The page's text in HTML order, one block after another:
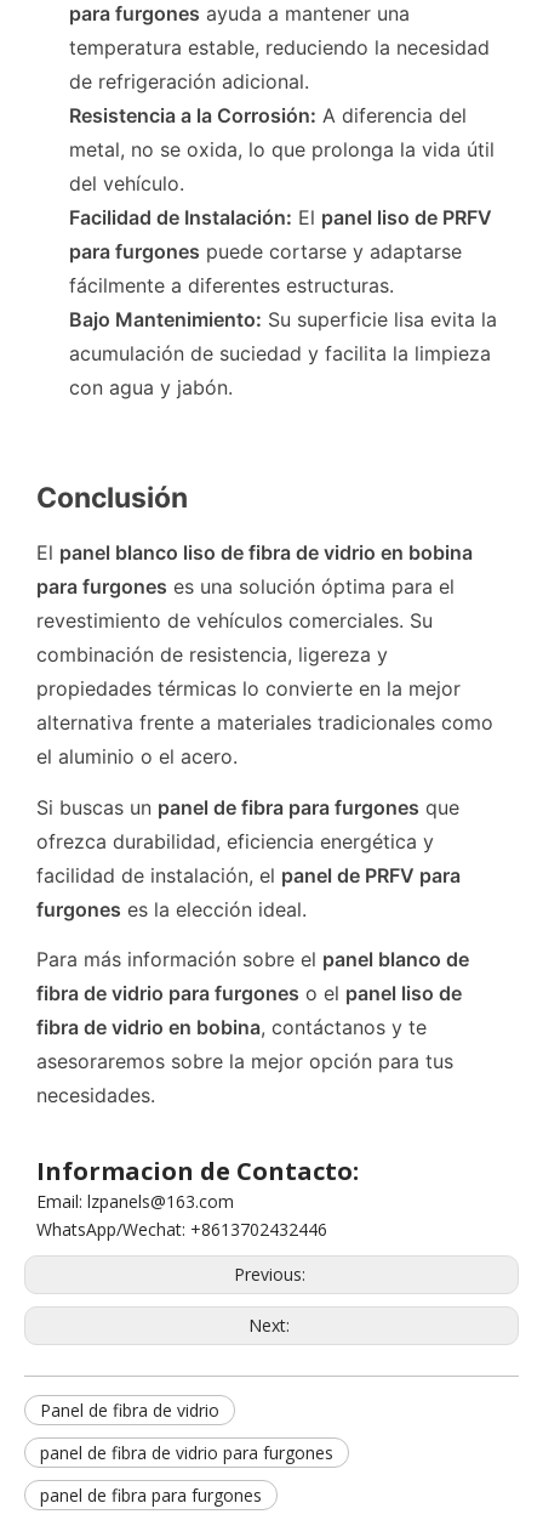
para furgones ayuda a mantener una
temperatura estable, reduciendo la necesidad
de refrigeración adicional.
Resistencia a la Corrosión: A diferencia del
metal, no se oxida, lo que prolonga la vida útil
del vehículo.
Facilidad de Instalación: El panel liso de PRFV
para furgones puede cortarse y adaptarse
fácilmente a diferentes estructuras.
Bajo Mantenimiento: Su superficie lisa evita la
acumulación de suciedad y facilita la limpieza
con agua y jabón.
Conclusión
El panel blanco liso de fibra de vidrio en bobina
para furgones es una solución óptima para el
revestimiento de vehículos comerciales. Su
combinación de resistencia, ligereza y
propiedades térmicas lo convierte en la mejor
alternativa frente a materiales tradicionales como
el aluminio o el acero.
Si buscas un panel de fibra para furgones que
ofrezca durabilidad, eficiencia energética y
facilidad de instalación, el panel de PRFV para
furgones es la elección ideal.
Para más información sobre el panel blanco de
fibra de vidrio para furgones o el panel liso de
fibra de vidrio en bobina, contáctanos y te
asesoraremos sobre la mejor opción para tus
necesidades.
Informacion de Contacto:
Email: lzpanels@163.com
WhatsApp/Wechat: +8613702432446
Previous:
Next:
Panel de fibra de vidrio
panel de fibra de vidrio para furgones
panel de fibra para furgones